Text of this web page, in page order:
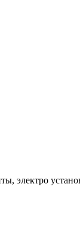
электро